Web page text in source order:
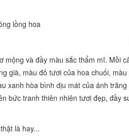
lồng hoa
và đầy màu sắc thẩm mĩ. Mỗi
già, màuđỏ tươi của hoa chuối, màu
xanh hòa bình dịu mát của ánh
bức tranh thiên nhiên tươi đẹp, đầy
là hay...